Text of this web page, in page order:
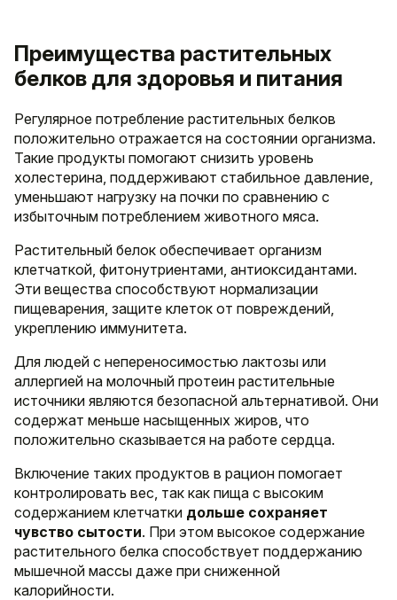
Преимущества растительных
белков для здоровья и питания
Регулярное потребление растительных белков
положительно отражается на состоянии организма.
Такие продукты помогают снизить уровень
холестерина, поддерживают стабильное давление,
уменьшают нагрузку на почки по сравнению с
избыточным потреблением животного мяса.
Растительный белок обеспечивает организм
клетчаткой, фитонутриентами, антиоксидантами.
Эти вещества способствуют нормализации
пищеварения, защите клеток от повреждений,
укреплению иммунитета.
Для людей с непереносимостью лактозы или
аллергией на молочный протеин растительные
источники являются безопасной альтернативой. Они
содержат меньше насыщенных жиров, что
положительно сказывается на работе сердца.
Включение таких продуктов в рацион помогает
контролировать вес, так как пища с высоким
содержанием клетчатки дольше сохраняет
чувство сытости. При этом высокое содержание
растительного белка способствует поддержанию
мышечной массы даже при сниженной
калорийности.